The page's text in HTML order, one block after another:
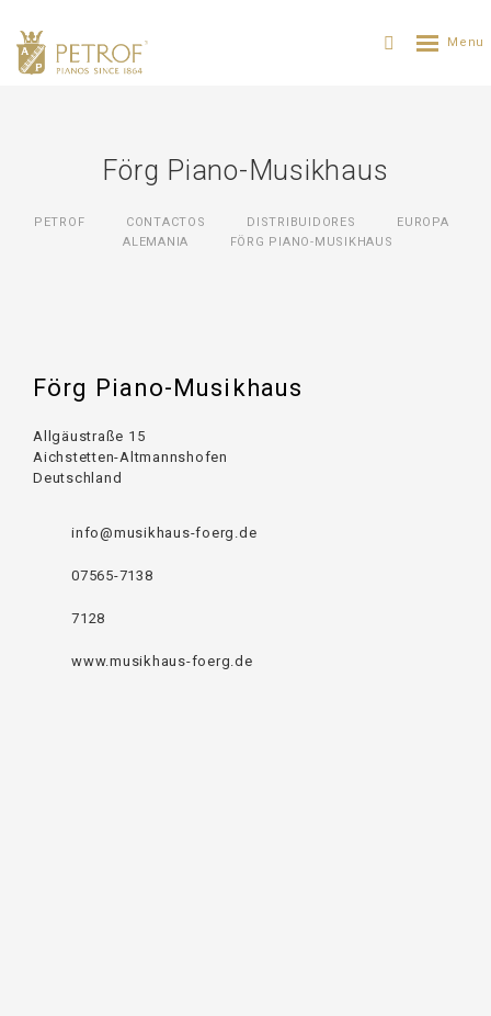
Förg Piano-Musikhaus
PETROF CONTACTOS DISTRIBUIDORES
ЕUROPA
ALEMANIA
FÖRG PIANO-MUSIKHAUS
Förg Piano-Musikhaus
Allgäustraße 15
Aichstetten-Altmannshofen
Deutschland
info@musikhaus-foerg.de
07565-7138
7128
www.musikhaus-foerg.de